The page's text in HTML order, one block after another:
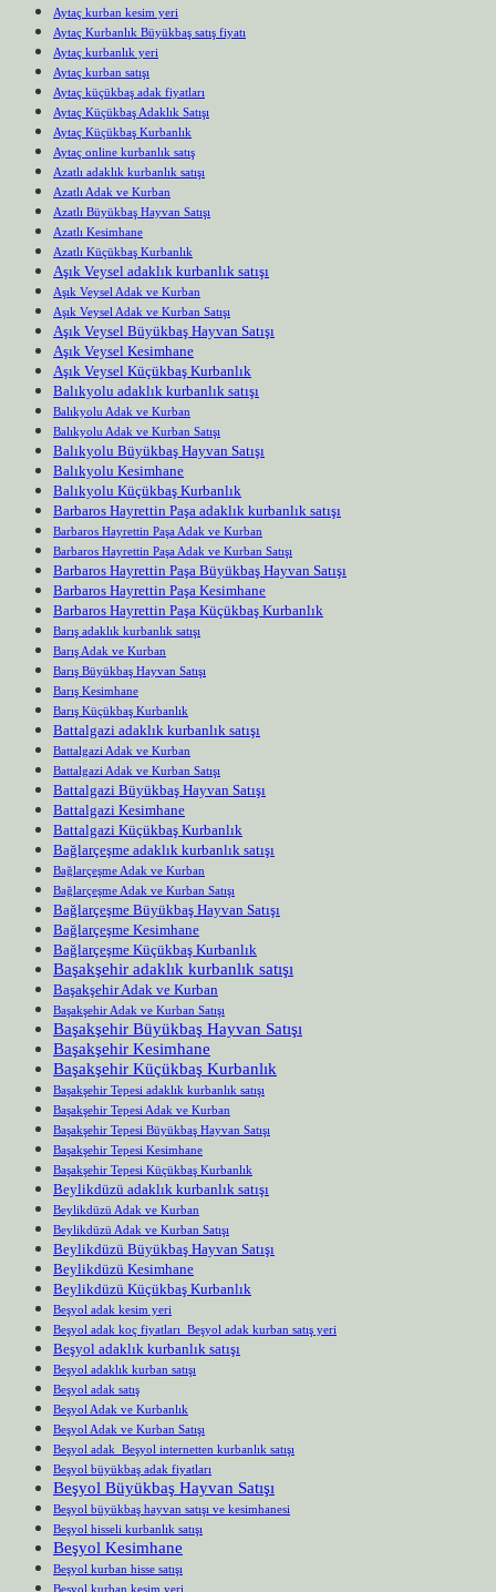
Aytaç kurban kesim yeri
Aytaç Kurbanlık Büyükbaş satış fiyatı
Aytaç kurbanlık yeri
Aytaç kurban satışı
Aytaç küçükbaş adak fiyatları
Aytaç Küçükbaş Adaklık Satışı
Aytaç Küçükbaş Kurbanlık
Aytaç online kurbanlık satış
Azatlı adaklık kurbanlık satışı
Azatlı Adak ve Kurban
Azatlı Büyükbaş Hayvan Satışı
Azatlı Kesimhane
Azatlı Küçükbaş Kurbanlık
Aşık Veysel adaklık kurbanlık satışı
Aşık Veysel Adak ve Kurban
Aşık Veysel Adak ve Kurban Satışı
Aşık Veysel Büyükbaş Hayvan Satışı
Aşık Veysel Kesimhane
Aşık Veysel Küçükbaş Kurbanlık
Balıkyolu adaklık kurbanlık satışı
Balıkyolu Adak ve Kurban
Balıkyolu Adak ve Kurban Satışı
Balıkyolu Büyükbaş Hayvan Satışı
Balıkyolu Kesimhane
Balıkyolu Küçükbaş Kurbanlık
Barbaros Hayrettin Paşa adaklık kurbanlık satışı
Barbaros Hayrettin Paşa Adak ve Kurban
Barbaros Hayrettin Paşa Adak ve Kurban Satışı
Barbaros Hayrettin Paşa Büyükbaş Hayvan Satışı
Barbaros Hayrettin Paşa Kesimhane
Barbaros Hayrettin Paşa Küçükbaş Kurbanlık
Barış adaklık kurbanlık satışı
Barış Adak ve Kurban
Barış Büyükbaş Hayvan Satışı
Barış Kesimhane
Barış Küçükbaş Kurbanlık
Battalgazi adaklık kurbanlık satışı
Battalgazi Adak ve Kurban
Battalgazi Adak ve Kurban Satışı
Battalgazi Büyükbaş Hayvan Satışı
Battalgazi Kesimhane
Battalgazi Küçükbaş Kurbanlık
Bağlarçeşme adaklık kurbanlık satışı
Bağlarçeşme Adak ve Kurban
Bağlarçeşme Adak ve Kurban Satışı
Bağlarçeşme Büyükbaş Hayvan Satışı
Bağlarçeşme Kesimhane
Bağlarçeşme Küçükbaş Kurbanlık
Başakşehir adaklık kurbanlık satışı
Başakşehir Adak ve Kurban
Başakşehir Adak ve Kurban Satışı
Başakşehir Büyükbaş Hayvan Satışı
Başakşehir Kesimhane
Başakşehir Küçükbaş Kurbanlık
Başakşehir Tepesi adaklık kurbanlık satışı
Başakşehir Tepesi Adak ve Kurban
Başakşehir Tepesi Büyükbaş Hayvan Satışı
Başakşehir Tepesi Kesimhane
Başakşehir Tepesi Küçükbaş Kurbanlık
Beylikdüzü adaklık kurbanlık satışı
Beylikdüzü Adak ve Kurban
Beylikdüzü Adak ve Kurban Satışı
Beylikdüzü Büyükbaş Hayvan Satışı
Beylikdüzü Kesimhane
Beylikdüzü Küçükbaş Kurbanlık
Beşyol adak kesim yeri
Beşyol adak koç fiyatları Beşyol adak kurban satış yeri
Beşyol adaklık kurbanlık satışı
Beşyol adaklık kurban satışı
Beşyol adak satış
Beşyol Adak ve Kurbanlık
Beşyol Adak ve Kurban Satışı
Beşyol adak Beşyol internetten kurbanlık satışı
Beşyol büyükbaş adak fiyatları
Beşyol Büyükbaş Hayvan Satışı
Beşyol büyükbaş hayvan satışı ve kesimhanesi
Beşyol hisseli kurbanlık satışı
Beşyol Kesimhane
Beşyol kurban hisse satışı
Beşyol kurban kesim yeri